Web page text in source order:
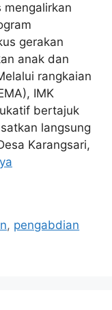
mengalirkan
gerakan
anak dan
rangkaian
IMK
bertajuk
langsung
Karangsari,
, pengabdian